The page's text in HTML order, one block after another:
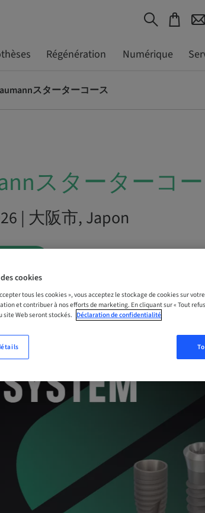
Régénération Numérique
スターターコース
スターターコ
| 大阪市, Japon
cookies
tous les cookies », vous acceptez le stockage de cookies sur
et contribuer à nos efforts de marketing. En cliquant sur « Tout
site Web seront stockés. Déclaration de confidentialité